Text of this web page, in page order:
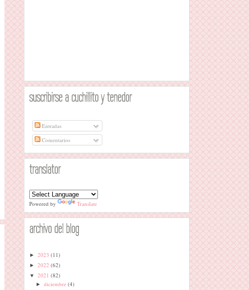
suscribirse a cuchillito y tenedor
Entradas
Comentarios
translator
Powered by Translate
archivo del blog
► 2023 (11)
► 2022 (62)
▼ 2021 (82)
►diciembre(4)